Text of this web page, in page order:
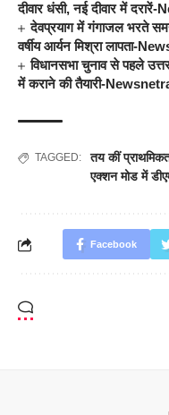
दीवार धंसी, नई दीवार में
देवप्रयाग में गंगाजल भरते
वर्षीय आर्यन मिश्रा लापता-
विधानसभा चुनाव से पहले
में कराने की तैयारी-
TAGGED: तय कीं
एक्शन मोड में
Facebook